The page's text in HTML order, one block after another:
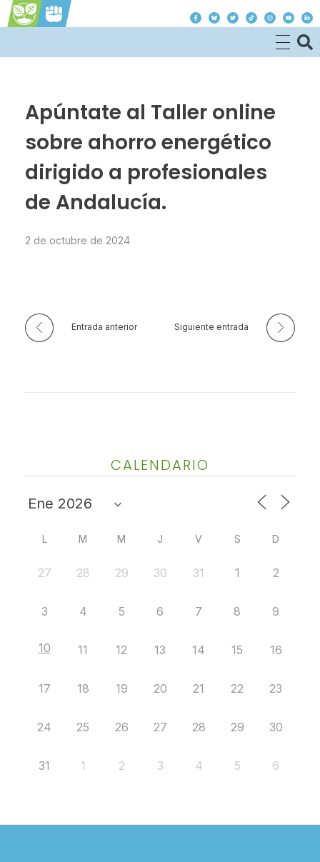
Apúntate al Taller online
sobre ahorro energético
dirigido a profesionales
de Andalucía.
2 de octubre de 2024
Entrada anterior Siguiente entrada
CALENDARIO
L M M J V S D
27 28 29 30 31 1 2
3 4 5 6 7 8 9
10 11 12 13 14 15 16
17 18 19 20 21 22 23
24 25 26 27 28 29 30
31 1 2 3 4 5 6